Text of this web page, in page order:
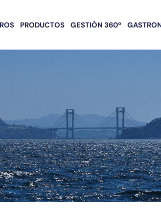
PRODUCTOS GESTIÓN 360º